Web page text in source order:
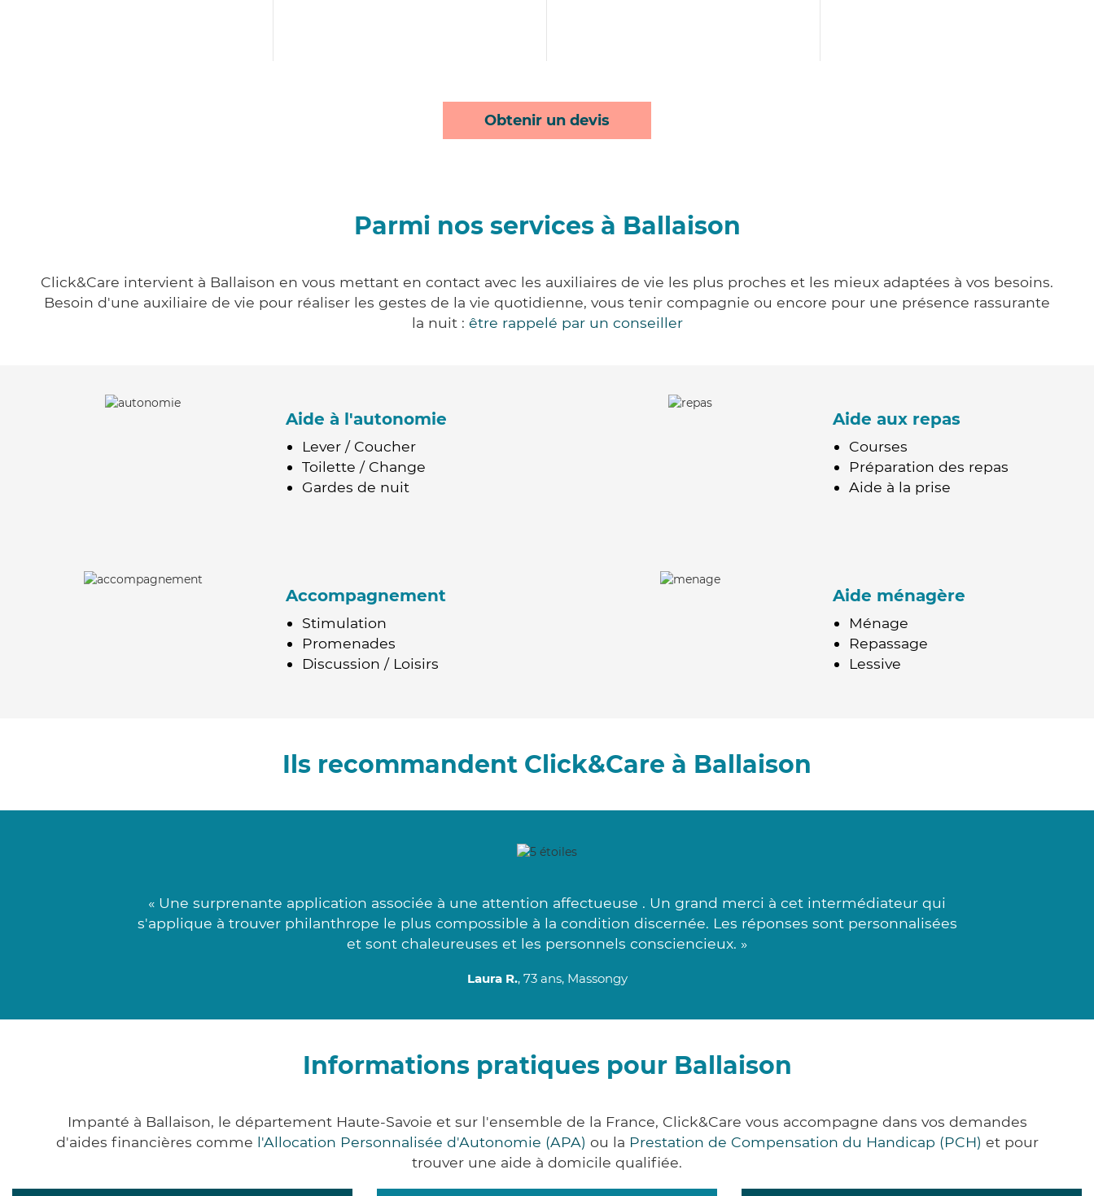
Obtenir un devis
Parmi nos services à Ballaison
Click&Care intervient à Ballaison en vous mettant en contact avec les auxiliaires de vie les plus proches et les mieux adaptées à vos besoins.
Besoin d'une auxiliaire de vie pour réaliser les gestes de la vie quotidienne, vous tenir compagnie ou encore pour une présence rassurante
la nuit : être rappelé par un conseiller
Aide à l'autonomie
Lever / Coucher
Toilette / Change
Gardes de nuit
Aide aux repas
Courses
Préparation des repas
Aide à la prise
Accompagnement
Stimulation
Promenades
Discussion / Loisirs
Aide ménagère
Ménage
Repassage
Lessive
Ils recommandent Click&Care à Ballaison
« Une surprenante application associée à une attention affectueuse . Un grand merci à cet intermédiateur qui
s'applique à trouver philanthrope le plus compossible à la condition discernée. Les réponses sont personnalisées
et sont chaleureuses et les personnels consciencieux. »
Laura R., 73 ans, Massongy
Informations pratiques pour Ballaison
Impanté à Ballaison, le département Haute-Savoie et sur l'ensemble de la France, Click&Care vous accompagne dans vos demandes
d'aides financières comme l'Allocation Personnalisée d'Autonomie (APA) ou la Prestation de Compensation du Handicap (PCH) et pour
trouver une aide à domicile qualifiée.